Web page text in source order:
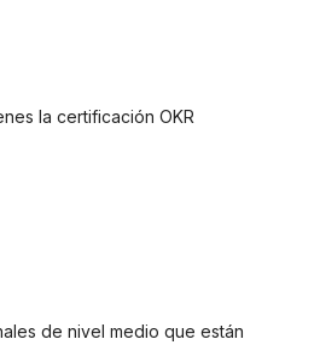
la certificación OKR
de nivel medio que están